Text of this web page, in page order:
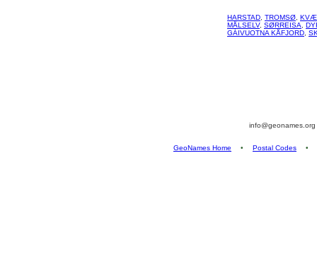
HARSTAD TROMSØ
MÅLSELV, SØRREISA
GÁIVUOTNA KÅFJORD
info@geonames.org
GeoNames Home • Postal Codes •